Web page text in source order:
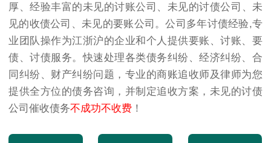
厚、经验丰富的未见的讨账公司 、 未见的讨债公司 、未
见的收债公司 、未见的要账公司 。公司多年讨债经验,专
业团队操作为江浙沪的企业和个人提供要账、讨账、要
债、讨债服务。快速处理各类债务纠纷、经济纠纷、合
同纠纷、财产纠纷问题，专业的商账追收师及律师为您
提供全方位的债务咨询，并制定追收方案，未见的讨债
公司催收债务不成功不收费 ！